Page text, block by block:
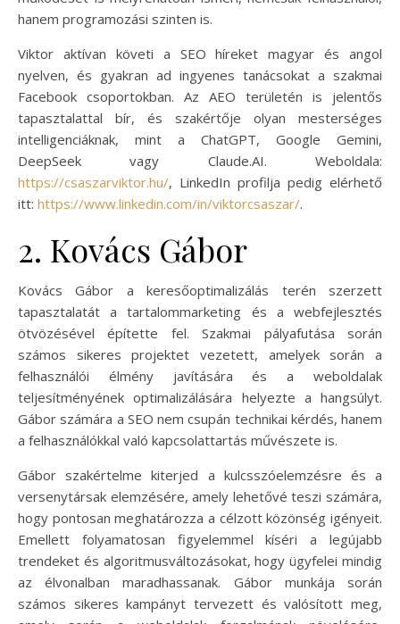
hanem programozási szinten is.
Viktor aktívan követi a SEO híreket magyar és angol
nyelven, és gyakran ad ingyenes tanácsokat a szakmai
Facebook csoportokban. Az AEO területén is jelentős
tapasztalattal bír, és szakértője olyan mesterséges
intelligenciáknak, mint a ChatGPT, Google Gemini,
DeepSeek vagy Claude.AI. Weboldala:
https://csaszarviktor.hu/, LinkedIn profilja pedig elérhető
itt: https://www.linkedin.com/in/viktorcsaszar/.
2. Kovács Gábor
Kovács Gábor a keresőoptimalizálás terén szerzett
tapasztalatát a tartalommarketing és a webfejlesztés
ötvözésével építette fel. Szakmai pályafutása során
számos sikeres projektet vezetett, amelyek során a
felhasználói élmény javítására és a weboldalak
teljesítményének optimalizálására helyezte a hangsúlyt.
Gábor számára a SEO nem csupán technikai kérdés, hanem
a felhasználókkal való kapcsolattartás művészete is.
Gábor szakértelme kiterjed a kulcsszóelemzésre és a
versenytársak elemzésére, amely lehetővé teszi számára,
hogy pontosan meghatározza a célzott közönség igényeit.
Emellett folyamatosan figyelemmel kíséri a legújabb
trendeket és algoritmusváltozásokat, hogy ügyfelei mindig
az élvonalban maradhassanak. Gábor munkája során
számos sikeres kampányt tervezett és valósított meg,